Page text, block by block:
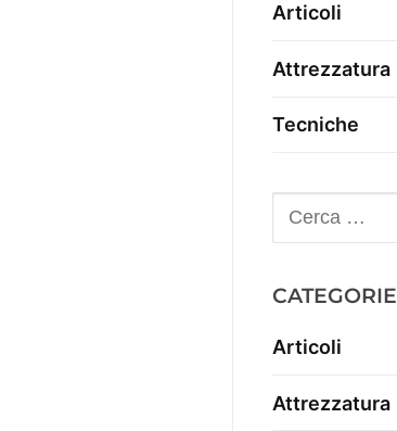
Articoli
Attrezzatura
Tecniche
CATEGORIE
Articoli
Attrezzatura